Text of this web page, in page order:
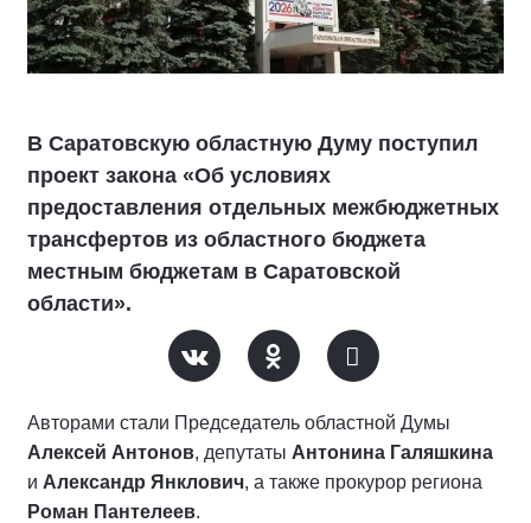
В Саратовскую областную Думу поступил
проект закона «Об условиях
предоставления отдельных межбюджетных
трансфертов из областного бюджета
местным бюджетам в Саратовской
области».
Авторами стали Председатель областной Думы
Алексей Антонов, депутаты Антонина Галяшкина
и Александр Янклович, а также прокурор региона
Роман Пантелеев.